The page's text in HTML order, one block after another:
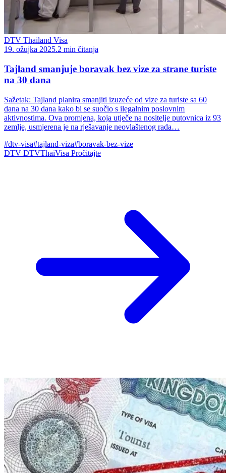
DTV Thailand Visa
19. ožujka 2025.2 min čitanja
Tajland smanjuje boravak bez vize za strane turiste
na 30 dana
Sažetak: Tajland planira smanjiti izuzeće od vize za turiste sa 60
dana na 30 dana kako bi se suočio s ilegalnim poslovnim
aktivnostima. Ova promjena, koja utječe na nositelje putovnica iz 93
zemlje, usmjerena je na rješavanje neovlaštenog rada…
#dtv-visa#tajland-viza#boravak-bez-vize
DTV DTVThaiVisa Pročitajte